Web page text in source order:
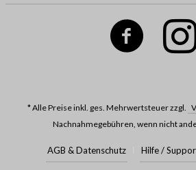
* Alle Preise inkl. ges. Mehrwertsteuer zzgl.
Nachnahmegebühren, wenn nicht
AGB & Datenschutz Hilfe /